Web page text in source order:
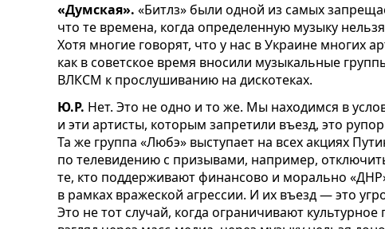
«Думская». «Битлз» были одной из самых
что те времена, когда определенную музыку
Хотя многие говорят, что у нас в Украине многих
как в советское время вносили музыкальные
ВЛКСМ к прослушиванию на дискотеках.
Ю.Р. Нет. Это не одно и то же. Мы находимся в
и эти артисты, которым запретили въезд, это
Та же группа «Любэ» выступает на всех акциях
по телевидению с призывами, например,
те, кто поддерживают финансово и морально
в рамках вражеской агрессии. И их въезд — это
Это не тот случай, когда ограничивают